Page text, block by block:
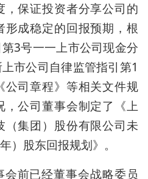
保证投资者分享公司的
成稳定的回报预期，根
3号一一上市公司现金分
市公司自律监管指引第1
司章程》等相关文件规
，公司董事会制定了《上
集团）股份有限公司未
）股东回报规划》。
前已经董事会战略委员